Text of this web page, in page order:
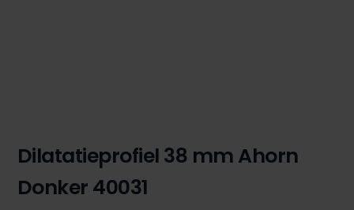
Dilatatieprofiel 38 mm Ahorn
Donker 40031